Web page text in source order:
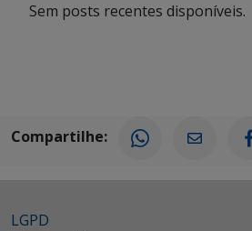
Sem posts recentes disponíveis.
Compartilhe:
LGPD